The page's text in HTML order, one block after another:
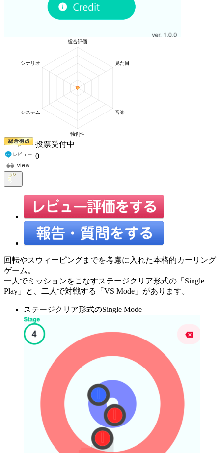
投票受付中
0
回転やスウィーピングまでを考慮に入れた本格的カーリング
ゲーム。
一人でミッションをこなすステージクリア形式の「Single
Play」と、二人で対戦する「VS Mode」があります。
ステージクリア形式のSingle Mode